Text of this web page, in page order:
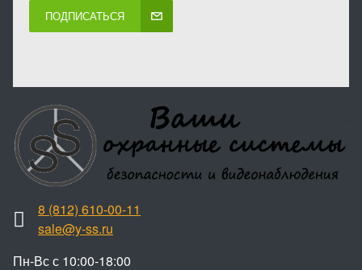
ПОДПИСАТЬСЯ
8 (812) 610-00-11
sale@y-ss.ru
Пн-Вс с 10:00-18:00